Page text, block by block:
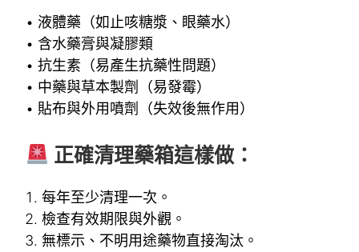
• 液體藥（如止咳糖漿、眼藥水）
• 含水藥膏與凝膠類
• 抗生素（易產生抗藥性問題）
• 中藥與草本製劑（易發霉）
• 貼布與外用噴劑（失效後無作用）
正確清理藥箱這樣做：
每年至少清理一次。
檢查有效期限與外觀。
無標示、不明用途藥物直接淘汰。